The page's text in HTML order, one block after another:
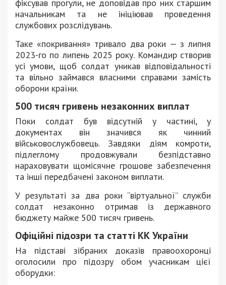
фіксував прогули, не доповідав про них старшим
начальникам та не ініціював проведення
службових розслідувань.
Таке «покривання» тривало два роки — з липня
2023-го по липень 2025 року. Командир створив
усі умови, щоб солдат уникав відповідальності
та вільно займався власними справами замість
оборони країни.
500 тисяч гривень незаконних виплат
Поки солдат був відсутній у частині, у
документах він значився як чинний
військовослужбовець. Завдяки діям комроти,
підлеглому продовжували безпідставно
нараховувати щомісячне грошове забезпечення
та інші передбачені законом виплати.
У результаті за два роки “віртуальної” служби
солдат незаконно отримав із державного
бюджету майже 500 тисяч гривень.
Офіційні підозри та статті КК України
На підставі зібраних доказів правоохоронці
оголосили про підозру обом учасникам цієї
оборудки: